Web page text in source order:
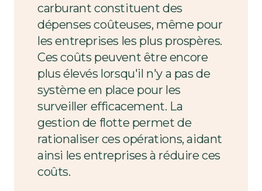
carburant constituent des
dépenses coûteuses, même pour
les entreprises les plus prospères.
Ces coûts peuvent être encore
plus élevés lorsqu'il n'y a pas de
système en place pour les
surveiller efficacement. La
gestion de flotte permet de
rationaliser ces opérations, aidant
ainsi les entreprises à réduire ces
coûts.